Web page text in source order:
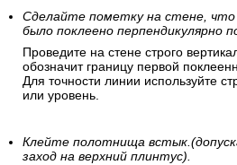
Сделайте пометку на стене,
было поклеено перпендикулярно
Проведите на стене строго
обозначит границу первой
Для точности линии используйте
или уровень.
Клейте полотнища
заход на верхний плинтус).